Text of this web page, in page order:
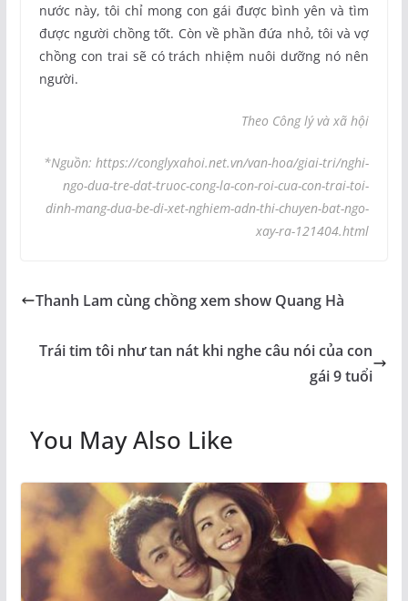
nước này, tôi chỉ mong con gái được bình yên và tìm
được người chồng tốt. Còn về phần đứa nhỏ, tôi và vợ
chồng con trai sẽ có trách nhiệm nuôi dưỡng nó nên
người.
Theo Công lý và xã hội
*Nguồn: https://conglyxahoi.net.vn/van-hoa/giai-tri/nghi-
ngo-dua-tre-dat-truoc-cong-la-con-roi-cua-con-trai-toi-
dinh-mang-dua-be-di-xet-nghiem-adn-thi-chuyen-bat-ngo-
xay-ra-121404.html
Thanh Lam cùng chồng xem show Quang Hà
Trái tim tôi như tan nát khi nghe câu nói của con
gái 9 tuổi
You May Also Like